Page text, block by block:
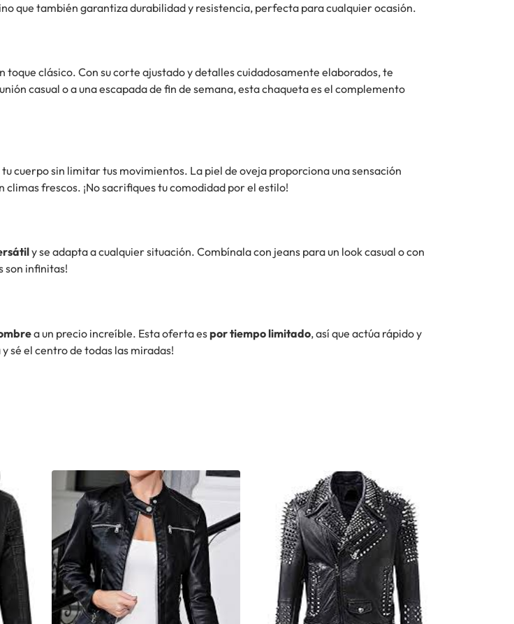
que también garantiza durabilidad y resistencia, perfecta para cualquier ocasión.
toque clásico. Con su corte ajustado y detalles cuidadosamente elaborados, te
casual o a una escapada de fin de semana, esta chaqueta es el complemento
cuerpo sin limitar tus movimientos. La piel de oveja proporciona una sensación
frescos. ¡No sacrifiques tu comodidad por el estilo!
y se adapta a cualquier situación. Combínala con jeans para un look casual o con
son infinitas!
a un precio increíble. Esta oferta espor tiempo limitado, así que actúa rápido y
sé el centro de todas las miradas!